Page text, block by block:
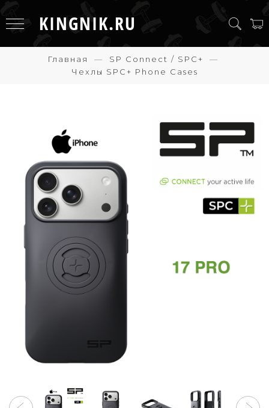
KINGNIK.RU
Главная
SP Connect / SPC+
Чехлы SPC+ Phone Cases